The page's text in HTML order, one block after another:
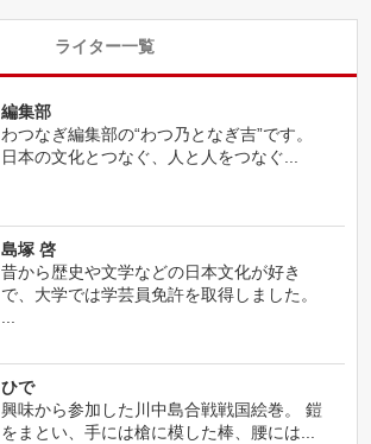
ライター一覧
編集部
わつなぎ編集部の“わつ乃となぎ吉”です。
日本の文化とつなぐ、人と人をつなぐ...
島塚 啓
昔から歴史や文学などの日本文化が好き
で、大学では学芸員免許を取得しました。
...
ひで
興味から参加した川中島合戦戦国絵巻。 鎧
をまとい、手には槍に模した棒、腰には...